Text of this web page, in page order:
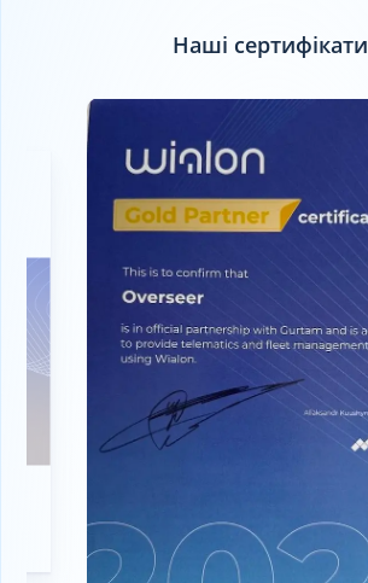
Наші сертифікати